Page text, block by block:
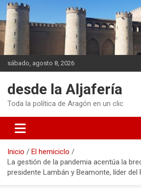
Saltar
contenido
sábado, agosto 8, 2026
desde la Aljafería
Toda la política de Aragón en un clic
Inicio
El hemiciclo
La gestión de la pandemia acentúa la
presidente Lambán y Beamonte, líder del